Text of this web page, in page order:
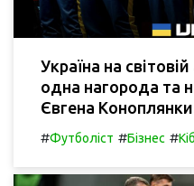
Україна на
одна нагорода та
Євгена
#Футболіст #Бізнес #